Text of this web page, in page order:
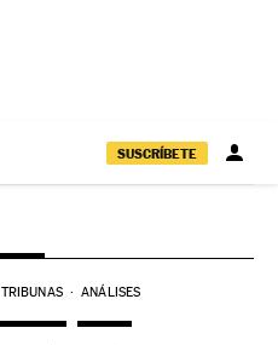
SUSCRÍBETE
TRIBUNAS ANÁLISES